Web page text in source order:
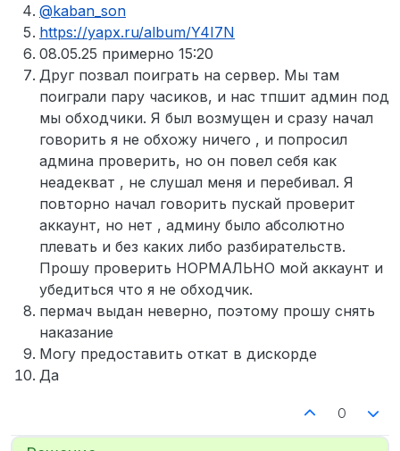
@kaban_son
https://yapx.ru/album/Y4I7N
08.05.25 примерно 15:20
Друг позвал поиграть на сервер. Мы там
поиграли пару часиков, и нас тпшит админ под
мы обходчики. Я был возмущен и сразу начал
говорить я не обхожу ничего , и попросил
админа проверить, но он повел себя как
неадекват , не слушал меня и перебивал. Я
повторно начал говорить пускай проверит
аккаунт, но нет , админу было абсолютно
плевать и без каких либо разбирательств.
Прошу проверить НОРМАЛЬНО мой аккаунт и
убедиться что я не обходчик.
пермач выдан неверно, поэтому прошу снять
наказание
Могу предоставить откат в дискорде
Да
0